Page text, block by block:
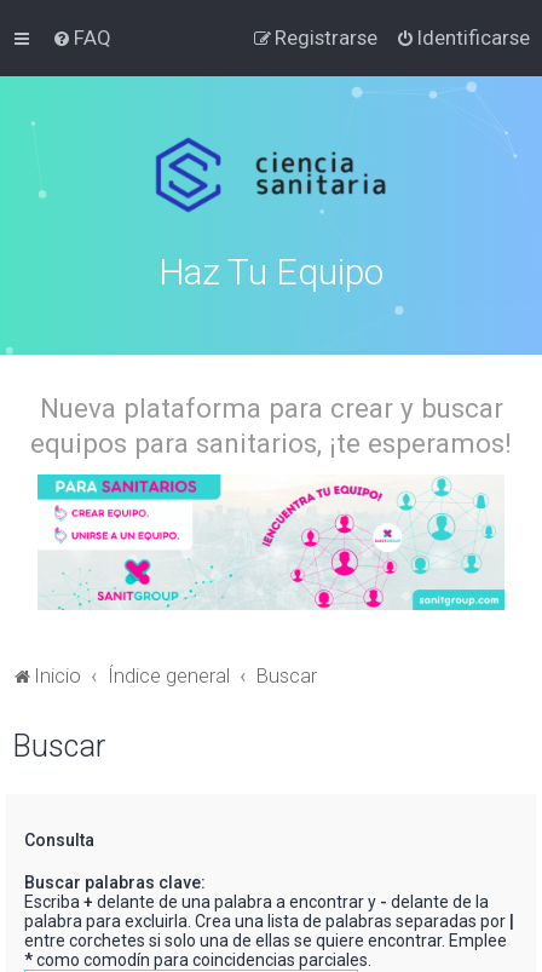
FAQ Identificarse
Registrarse
Haz Tu Equipo
Nueva plataforma para crear y buscar
equipos para sanitarios, ¡te esperamos!
Inicio Índice general Buscar
Buscar
Consulta
Buscar palabras clave:
Escriba+ delante de una palabra a encontrar y - delante de la
palabra para excluirla. Crea una lista de palabras separadas por
entre corchetes si solo una de ellas se quiere encontrar. Emplee
*como comodín para coincidencias parciales.